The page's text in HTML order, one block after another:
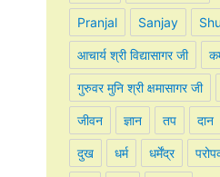
Pranjal Sanjay
आचार्य श्री विद्यासागर जी
गुरुवर मुनि श्री क्षमासागर जी
जीवन ज्ञान तप दान
दुख धर्म धर्मेंद्र